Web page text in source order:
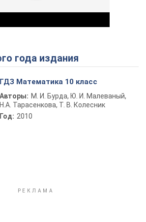
Play Video
года издания
ГДЗ Математика 10 класс
Авторы: М. И. Бурда, Ю. И. Малеваный,
Н.А. Тарасенкова, Т. В. Колесник
Год: 2010